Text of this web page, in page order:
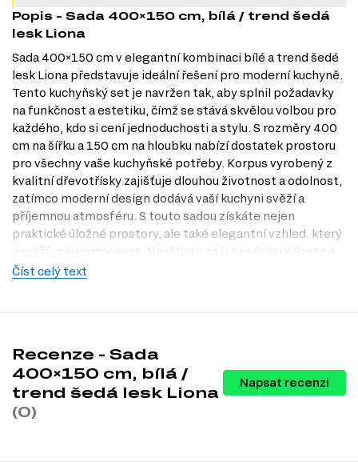
Popis - Sada 400×150 cm, bílá / trend šedá
lesk Liona
Sada 400×150 cm v elegantní kombinaci bílé a trend šedé
lesk Liona představuje ideální řešení pro moderní kuchyně.
Tento kuchyňský set je navržen tak, aby splnil požadavky
na funkčnost a estetiku, čímž se stává skvělou volbou pro
každého, kdo si cení jednoduchosti a stylu. S rozměry 400
cm na šířku a 150 cm na hloubku nabízí dostatek prostoru
pro všechny vaše kuchyňské potřeby. Korpus vyrobený z
kvalitní dřevotřísky zajišťuje dlouhou životnost a odolnost,
zatímco moderní design dodává vaší kuchyni svěží a
příjemnou atmosféru. S touto sadou získáte nejen
praktické úložné prostory, ale také elegantní vzhled, který
osvěží vaši domácnost. Navštivte naši prodejnu v Praze a
objevte, jak může tento set proměnit vaši kuchyni v místo,
Charakteristiky, vlastnosti a výhody
Velikost.Sada má rozměry 400 cm na šířku a 150 cm na hloubku,
což zajišťuje dostatek prostoru pro vaření a přípravu jídel, aniž by
Číst celý text
Recenze - Sada
400×150 cm, bílá /
trend šedá lesk Liona
(0)
Napsat recenzi